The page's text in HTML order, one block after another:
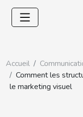
Accueil
Comment les
le marketing visuel